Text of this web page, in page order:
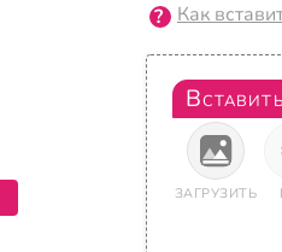
Как
ЗАГРУЗИТЬ